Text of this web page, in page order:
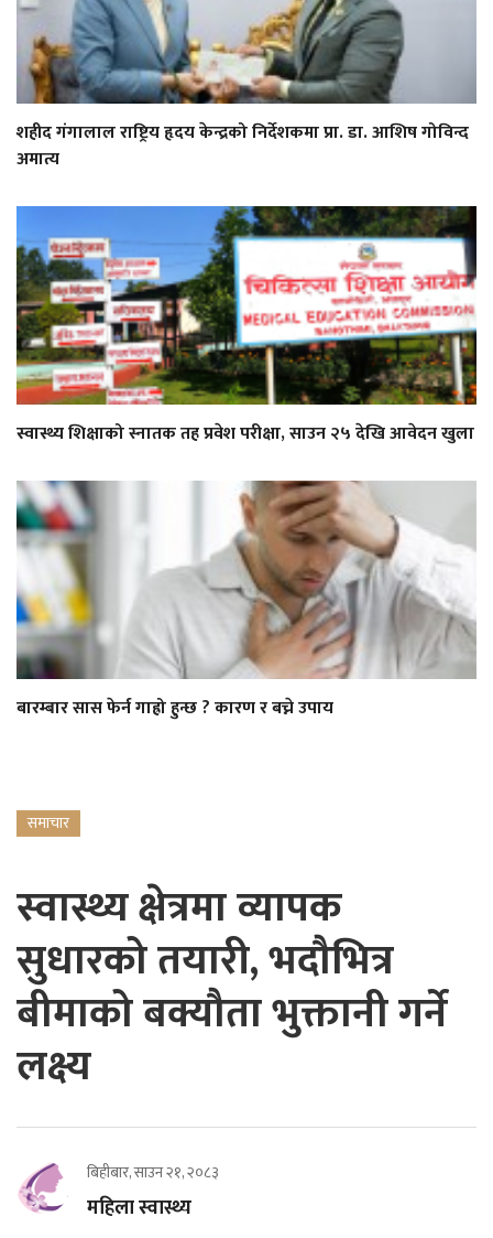
शहीद गंगालाल राष्ट्रिय हृदय केन्द्रको निर्देशकमा प्रा. डा. आशिष गोविन्द
अमात्य
स्वास्थ्य शिक्षाको स्नातक तह प्रवेश परीक्षा, साउन २५ देखि आवेदन खुला
बारम्बार सास फेर्न गाह्रो हुन्छ ? कारण र बच्ने उपाय
समाचार
स्वास्थ्य क्षेत्रमा व्यापक
सुधारको तयारी, भदौभित्र
बीमाको बक्यौता भुक्तानी गर्ने
लक्ष्य
बिहीबार, साउन २१, २०८३
महिला स्वास्थ्य